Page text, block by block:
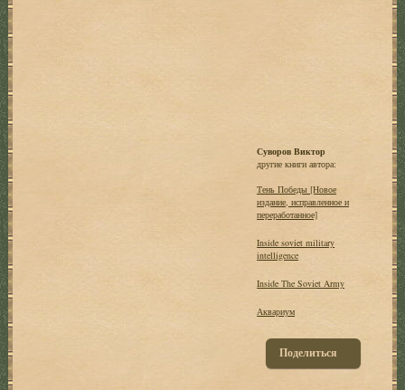
Суворов Виктор
другие книги автора:
Тень Победы [Новое
издание, исправленное и
переработанное]
Inside soviet military
intelligence
Inside The Soviet Army
Аквариум
Поделиться